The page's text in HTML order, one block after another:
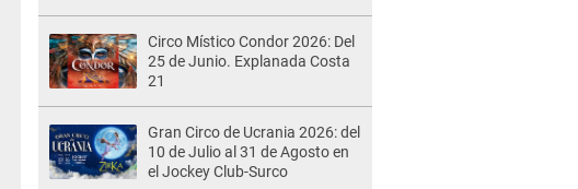
Circo Místico Condor 2026: Del
25 de Junio. Explanada Costa
21
Gran Circo de Ucrania 2026: del
10 de Julio al 31 de Agosto en
el Jockey Club-Surco